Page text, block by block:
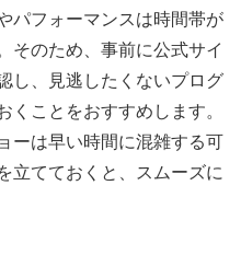
パフォーマンスは時間帯が
そのため、事前に公式サイ
し、見逃したくないプログ
くことをおすすめします。
ーは早い時間に混雑する可
立てておくと、スムーズに